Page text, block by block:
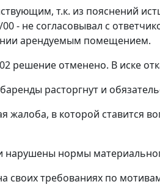
т.к. из пояснений
- не согласовывал с
арендуемым помещением.
решение отменено. В иске
расторгнут и
жалоба, в которой ставится
нормы
своих требованиях по